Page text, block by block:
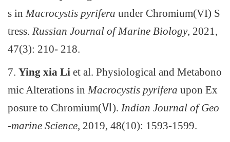
s in Macrocystis pyrifera under Chromium(VI) S
tress. Russian Journal of Marine Biology, 2021,
47(3): 210- 218.
7. Ying xia Li et al. Physiological and Metabono
mic Alterations in Macrocystis pyrifera upon Ex
posure to Chromium(Ⅵ). Indian Journal of Geo
-marine Science, 2019, 48(10): 1593-1599.